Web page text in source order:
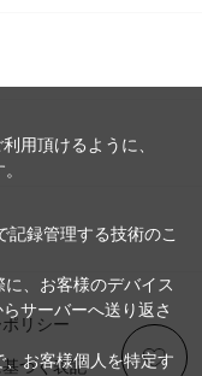
リシー
づく表記
用頂けるように、
記録管理する技術のこ
、お客様のデバイス
サーバーへ送り返さ
お客様個人を特定す